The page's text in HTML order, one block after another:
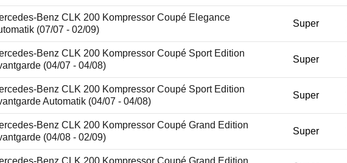
Benz CLK 200 Kompressor Coupé Elegance
(07/07 - 02/09)
Super
Benz CLK 200 Kompressor Coupé Sport Edition
(04/07 - 04/08)
Super
Benz CLK 200 Kompressor Coupé Sport Edition
Automatik (04/07 - 04/08)
Super
Benz CLK 200 Kompressor Coupé Grand Edition
(04/08 - 02/09)
Super
Benz CLK 200 Kompressor Coupé Grand Edition